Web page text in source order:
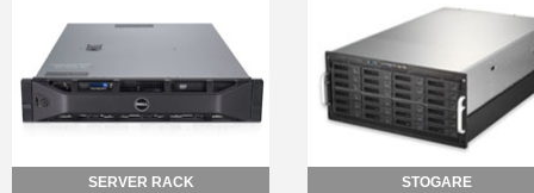
SERVER RACK
STOGARE